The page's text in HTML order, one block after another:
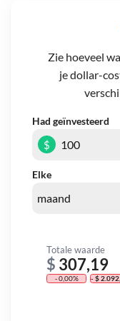
Zie hoeveel
je dollar-
Had geïnvesteerd
Elke
$
Totale waarde
$ 307,19
- 0,00% - $